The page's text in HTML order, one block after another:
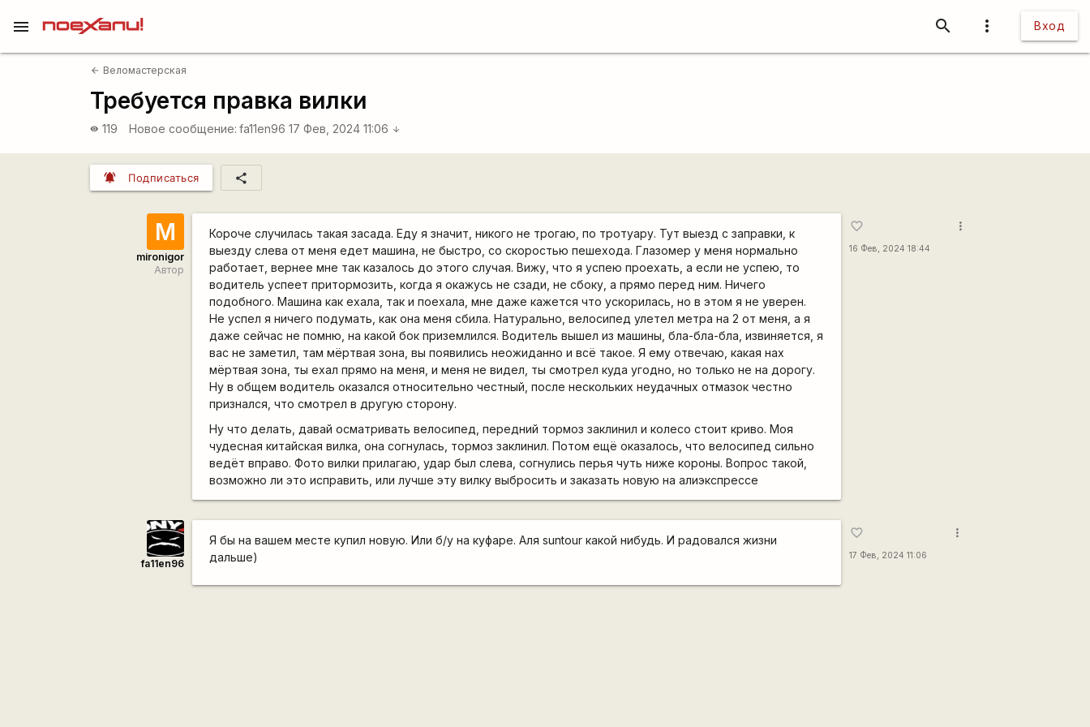
more_vert Вход
search
menu
arrow_back Веломастерская
Требуется правка вилки
visibility 119 Новое сообщение: fa11en96 17 Фев, 2024 11:06 arrow_downward
notifications_active Подписаться share
M
mironigor
Автор
Короче случилась такая засада. Еду я значит, никого не трогаю, по тротуару. Тут выезд с заправки, к
выезду слева от меня едет машина, не быстро, со скоростью пешехода. Глазомер у меня нормально
работает, вернее мне так казалось до этого случая. Вижу, что я успею проехать, а если не успею, то
водитель успеет притормозить, когда я окажусь не сзади, не сбоку, а прямо перед ним. Ничего
подобного. Машина как ехала, так и поехала, мне даже кажется что ускорилась, но в этом я не уверен.
Не успел я ничего подумать, как она меня сбила. Натурально, велосипед улетел метра на 2 от меня, а я
даже сейчас не помню, на какой бок приземлился. Водитель вышел из машины, бла-бла-бла, извиняется, я
вас не заметил, там мёртвая зона, вы появились неожиданно и всё такое. Я ему отвечаю, какая нах
мёртвая зона, ты ехал прямо на меня, и меня не видел, ты смотрел куда угодно, но только не на дорогу.
Ну в общем водитель оказался относительно честный, после нескольких неудачных отмазок честно
признался, что смотрел в другую сторону.
Ну что делать, давай осматривать велосипед, передний тормоз заклинил и колесо стоит криво. Моя
чудесная китайская вилка, она согнулась, тормоз заклинил. Потом ещё оказалось, что велосипед сильно
ведёт вправо. Фото вилки прилагаю, удар был слева, согнулись перья чуть ниже короны. Вопрос такой,
возможно ли это исправить, или лучше эту вилку выбросить и заказать новую на алиэкспрессе
favorite_border
16 Фев, 2024 18:44
more_vert
fa11en96
Я бы на вашем месте купил новую. Или б/у на куфаре. Аля suntour какой нибудь. И радовался жизни
дальше)
favorite_border
17 Фев, 2024 11:06
more_vert